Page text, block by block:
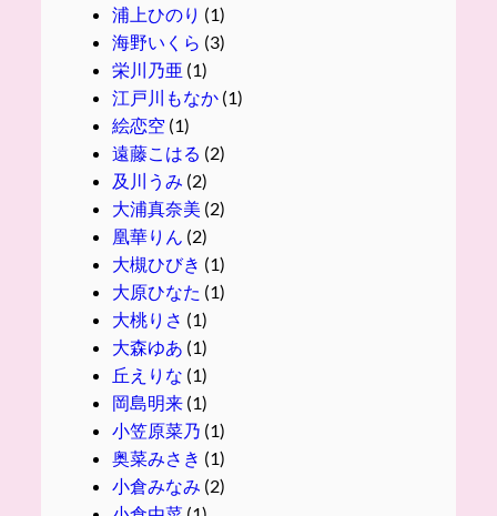
浦上ひのり (1)
海野いくら (3)
栄川乃亜 (1)
江戸川もなか(1)
絵恋空 (1)
遠藤こはる (2)
及川うみ (2)
大浦真奈美 (2)
凰華りん (2)
大槻ひびき (1)
大原ひなた (1)
大桃りさ (1)
大森ゆあ (1)
丘えりな (1)
岡島明来(1)
小笠原菜乃 (1)
奥菜みさき (1)
小倉みなみ (2)